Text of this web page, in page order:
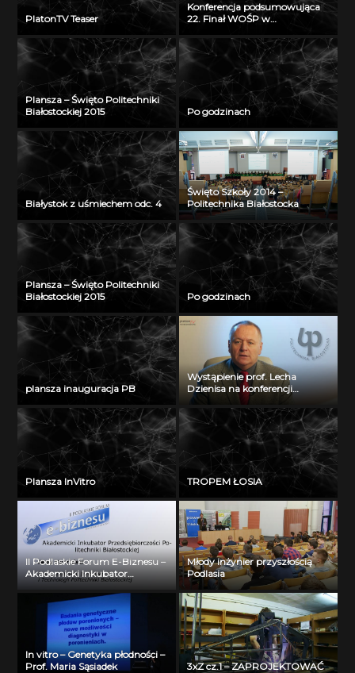
PlatonTV Teaser
Konferencja podsumowująca
22. Finał WOŚP w
Plansza – Święto Politechniki
Białostockiej 2015
Po godzinach
Białystok z uśmiechem odc. 4
Święto Szkoły 2014 –
Politechnika Białostocka
Plansza – Święto Politechniki
Białostockiej 2015
Po godzinach
plansza inauguracja PB
Wystąpienie prof. Lecha
Dzienisa na konferencji
„Integration, partnership and
innovations in civil engineering
and education”
Plansza InVitro TROPEM ŁOSIA
II Podlaskie Forum E-Biznesu –
Akademicki Inkubator
Przedsiębiorczości Politechniki
Białostockiej – Jerzy Muszyński
Młody inżynier przyszłością
Podlasia
In vitro – Genetyka płodności –
Prof. Maria Sąsiadek
3xZ cz.1 – ZAPROJEKTOWAĆ